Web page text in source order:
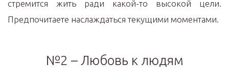
стремится жить ради какой-то высокой цели.
Предпочитаете наслаждаться текущими моментами.
№2 – Любовь к людям